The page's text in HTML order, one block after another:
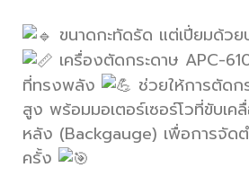
ขนาดกะทัดรัด แต่เปี่ยมด้วย
เครื่องตัดกระดาษ APC-
ที่ทรงพลัง
ช่วยให้การตัดก
สูง พร้อมมอเตอร์เซอร์โวที่ขับเค
หลัง (Backgauge) เพื่อการจัด
ครั้ง